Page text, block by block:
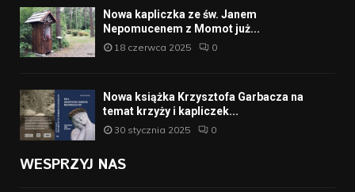
Nowa kapliczka ze św. Janem
Nepomucenem z Momot już...
18 czerwca 2025 0
Nowa książka Krzysztofa Garbacza na
temat krzyży i kapliczek...
30 stycznia 2025 0
WESPRZYJ NAS